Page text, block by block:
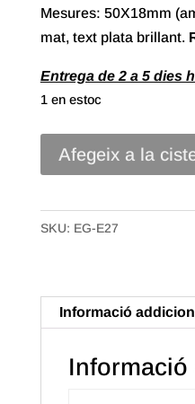
Mesures: 50X18mm
mat, text plata brillant.
Entrega de 2 a 5 dies
1 en estoc
quantitat
Afegeix a la
SKU: EG-E27
Informació